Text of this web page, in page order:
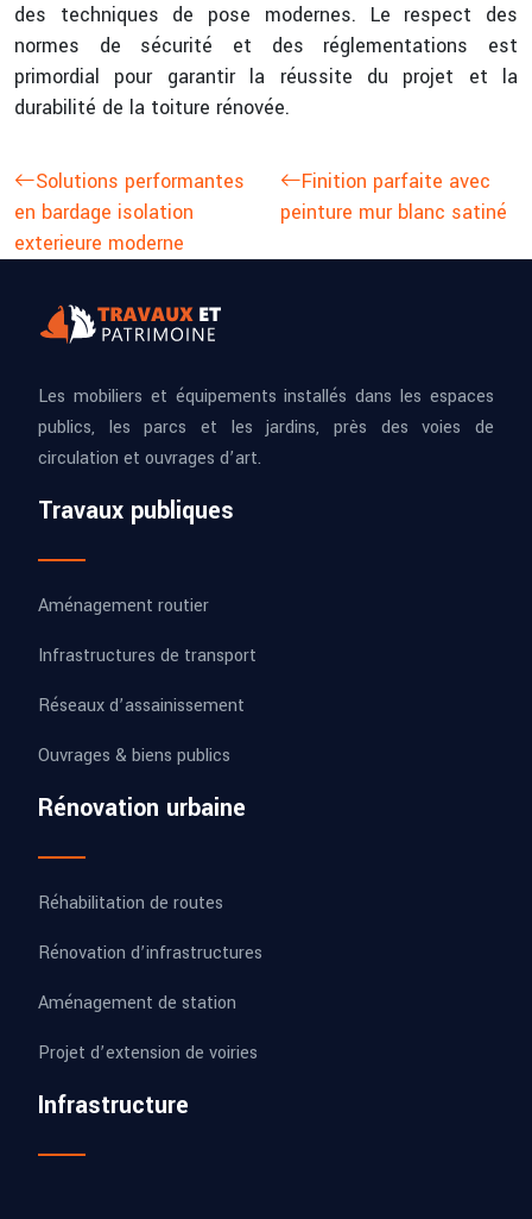
des techniques de pose modernes. Le respect des
normes de sécurité et des réglementations est
primordial pour garantir la réussite du projet et la
durabilité de la toiture rénovée.
Solutions performantes
en bardage isolation
exterieure moderne
Finition parfaite avec
peinture mur blanc satiné
Les mobiliers et équipements installés dans les espaces
publics, les parcs et les jardins, près des voies de
circulation et ouvrages d’art.
Travaux publiques
Aménagement routier
Infrastructures de transport
Réseaux d’assainissement
Ouvrages & biens publics
Rénovation urbaine
Réhabilitation de routes
Rénovation d’infrastructures
Aménagement de station
Projet d’extension de voiries
Infrastructure